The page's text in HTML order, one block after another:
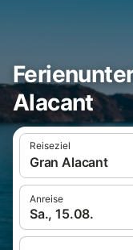
Alacant
Reiseziel
Gran Alacant
Anreise
Sa., 15.08.